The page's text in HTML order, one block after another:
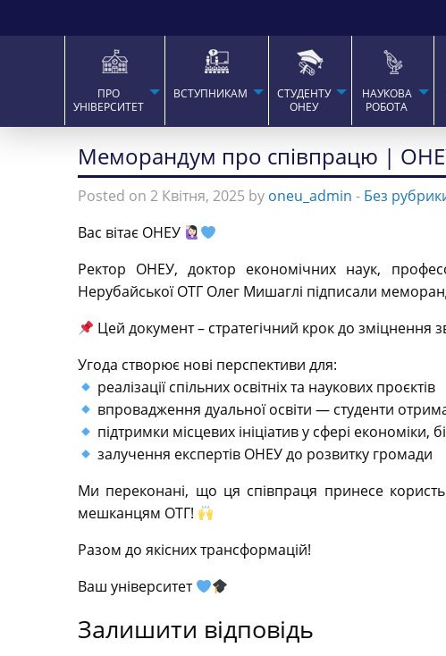
ПРО
УНІВЕРСИТЕТ
ВСТУПНИКАМ
СТУДЕНТУ
ОНЕУ
НАУКОВА
РОБОТА
Меморандум про співпрацю |
Posted on 2 Квітня, 2025 by oneu_admin - Без
Вас вітає ОНЕУ
Ректор ОНЕУ, доктор економічних наук,
Нерубайської ОТГ Олег Мишаглі підписали
Цей документ – стратегічний крок до зміцнення
Угода створює нові перспективи для:
реалізації спільних освітніх та наукових проєктів
впровадження дуальної освіти — студенти
підтримки місцевих ініціатив у сфері економіки,
залучення експертів ОНЕУ до розвитку громади
Ми переконані, що ця співпраця принесе
мешканцям ОТГ!
Разом до якісних трансформацій!
Ваш університет
Залишити відповідь